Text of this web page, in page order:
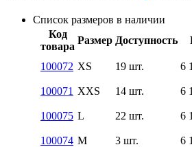
Список размеров в наличии
Код
товара
Размер Доступность
100072 XS 19 шт. 6
100071 XXS 14 шт. 6
100075 L 22 шт. 6
100074 M 3 шт. 6